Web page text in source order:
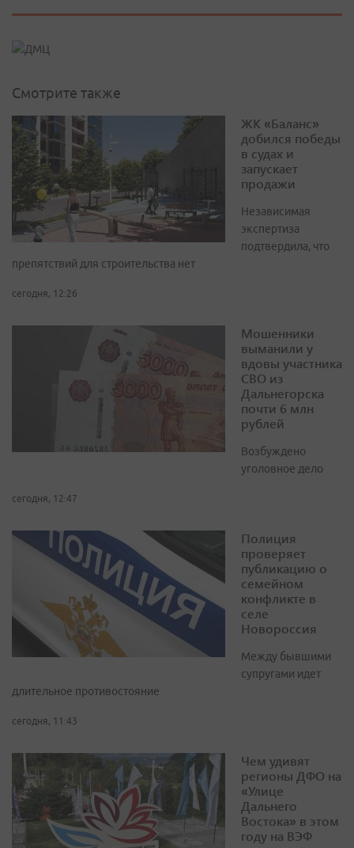
Смотрите также
ЖК «Баланс»
добился победы
в судах и
запускает
продажи
Независимая
экспертиза
подтвердила, что
препятствий для строительства нет
сегодня, 12:26
Мошенники
выманили у
вдовы участника
СВО из
Дальнегорска
почти 6 млн
рублей
Возбуждено
уголовное дело
сегодня, 12:47
Полиция
проверяет
публикацию о
семейном
конфликте в
селе
Новороссия
Между бывшими
супругами идет
длительное противостояние
сегодня, 11:43
Чем удивят
регионы ДФО на
«Улице
Дальнего
Востока» в этом
году на ВЭФ